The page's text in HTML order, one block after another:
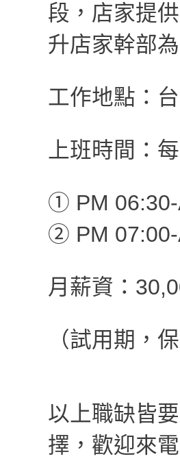
段，店家提
升店家幹部
工作地點：
上班時間：
① PM
② PM
月薪資：
（試用期，
以上職缺皆
擇，歡迎來